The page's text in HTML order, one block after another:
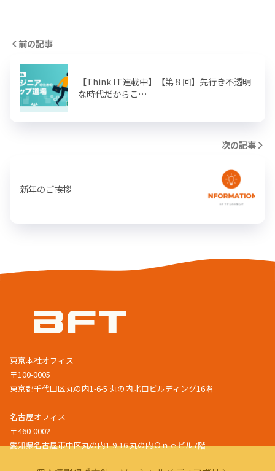
前の記事
【Think IT連載中】【第８回】先行き不透明
な時代だからこ…
次の記事
新年のご挨拶
東京本社オフィス
〒100-0005
東京都千代田区丸の内1-6-5 丸の内北口ビルディング16階
名古屋オフィス
〒460-0002
愛知県名古屋市中区丸の内1-9-16 丸の内Ｏｎｅビル7階